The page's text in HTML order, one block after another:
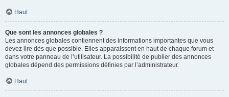
Haut
Que sont les annonces globales ?
Les annonces globales contiennent des informations importantes que vous
devez lire dès que possible. Elles apparaissent en haut de chaque forum et
dans votre panneau de l’utilisateur. La possibilité de publier des annonces
globales dépend des permissions définies par l’administrateur.
Haut